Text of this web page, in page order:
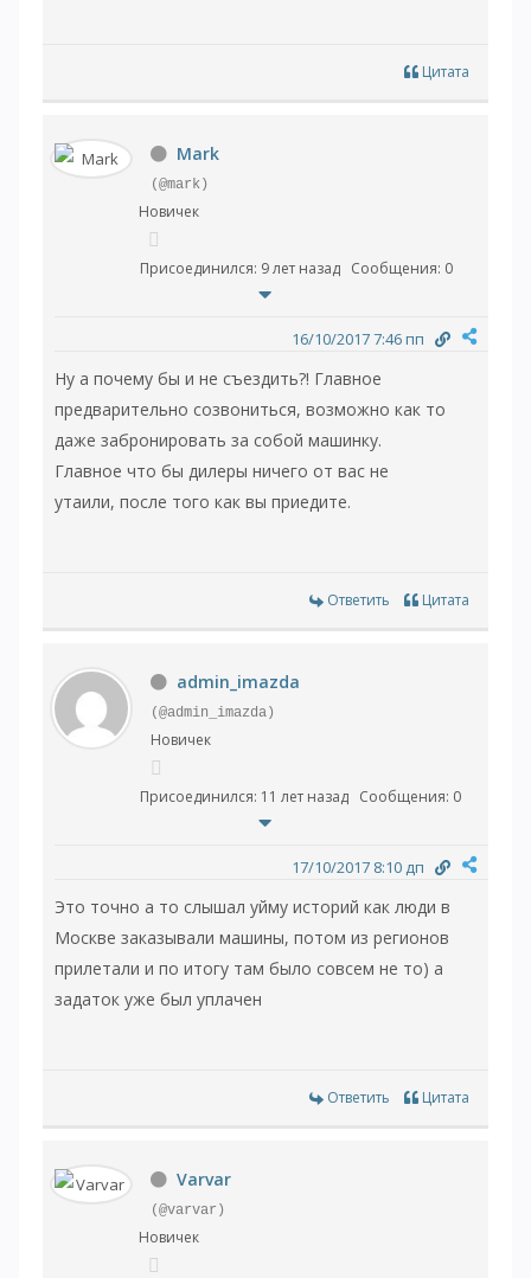
Цитата
Mark
(@mark)
Новичек
Присоединился: 9 лет назад Сообщения: 0
16/10/2017 7:46 пп
Ну а почему бы и не съездить?! Главное
предварительно созвониться, возможно как то
даже забронировать за собой машинку.
Главное что бы дилеры ничего от вас не
утаили, после того как вы приедите.
Ответить Цитата
admin_imazda
(@admin_imazda)
Новичек
Присоединился: 11 лет назад Сообщения: 0
17/10/2017 8:10 дп
Это точно а то слышал уйму историй как люди в
Москве заказывали машины, потом из регионов
прилетали и по итогу там было совсем не то) а
задаток уже был уплачен
Ответить Цитата
Varvar
(@varvar)
Новичек